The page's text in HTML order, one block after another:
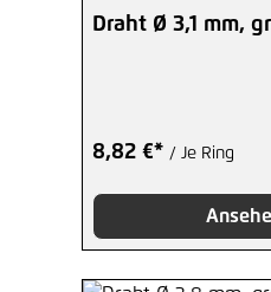
Durchschnittliche
Draht Ø 3,1 mm,
8,82 €* / Je Ring